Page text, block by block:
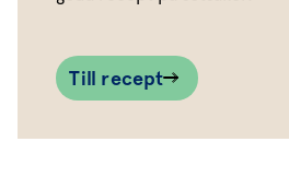
Till recept